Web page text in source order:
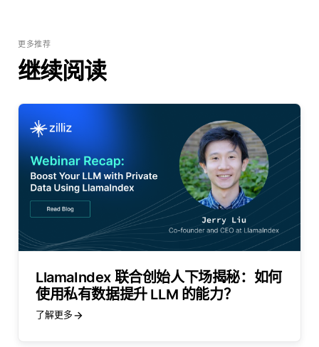
更多推荐
继续阅读
LlamaIndex 联合创始人下场揭秘：如何
使用私有数据提升 LLM 的能力？
了解更多